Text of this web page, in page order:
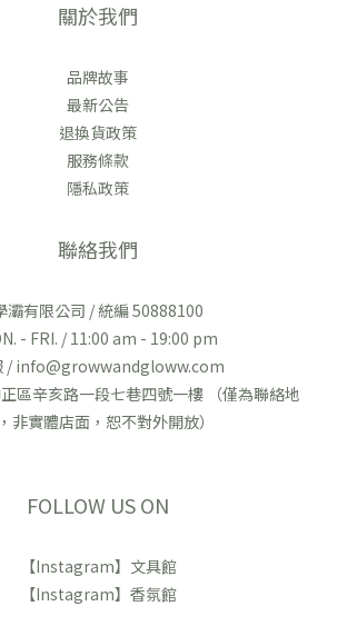
關於我們
品牌故事
最新公告
退換貨政策
服務條款
隱私政策
聯絡我們
灞有限公司 / 統編 50888100
- FRI. / 11:00 am - 19:00 pm
/ info@growwandgloww.com
區辛亥路一段七巷四號一樓 （僅為聯絡地
非實體店面，恕不對外開放）
FOLLOW US ON
【Instagram】文具館
【Instagram】香氛館